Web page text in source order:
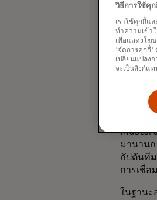
สโมสรฟุ
บริษัทเท
อามี ซีเ
ความร่
ความมุ่
แฟนๆ
มานานก
กัปตันที
การเชื่อ
ในฐาน
วิธีการใช้คุ
เราใช้คุกกี้แ
ทำความเข้า
เพื่อแสดงโฆ
'จัดการคุกกี้'
เปลี่ยนแปลง
จะเป็นลิงก์แ